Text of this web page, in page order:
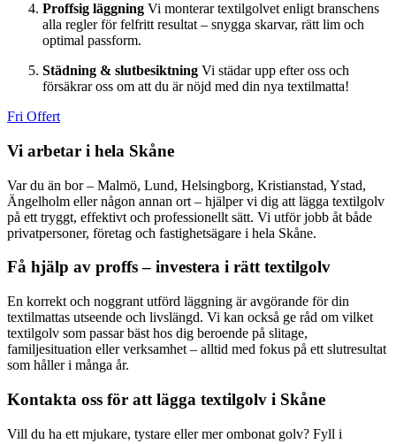
Proffsig läggning Vi monterar textilgolvet enligt branschens
alla regler för felfritt resultat – snygga skarvar, rätt lim och
optimal passform.
Städning & slutbesiktning Vi städar upp efter oss och
försäkrar oss om att du är nöjd med din nya textilmatta!
Fri Offert
Vi arbetar i hela Skåne
Var du än bor – Malmö, Lund, Helsingborg, Kristianstad, Ystad,
Ängelholm eller någon annan ort – hjälper vi dig att lägga textilgolv
på ett tryggt, effektivt och professionellt sätt. Vi utför jobb åt både
privatpersoner, företag och fastighetsägare i hela Skåne.
Få hjälp av proffs – investera i rätt textilgolv
En korrekt och noggrant utförd läggning är avgörande för din
textilmattas utseende och livslängd. Vi kan också ge råd om vilket
textilgolv som passar bäst hos dig beroende på slitage,
familjesituation eller verksamhet – alltid med fokus på ett slutresultat
som håller i många år.
Kontakta oss för att lägga textilgolv i Skåne
Vill du ha ett mjukare, tystare eller mer ombonat golv? Fyll i